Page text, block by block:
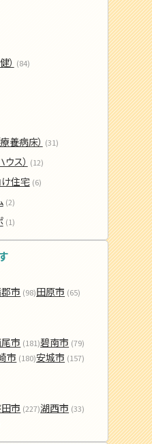
） (84)
養病床） (31)
ス） (12)
住宅 (6)
(2)
(1)
市 (98)田原市 (65)
市 (181)碧南市 (79)
市 (180)安城市 (157)
市 (227)湖西市 (33)